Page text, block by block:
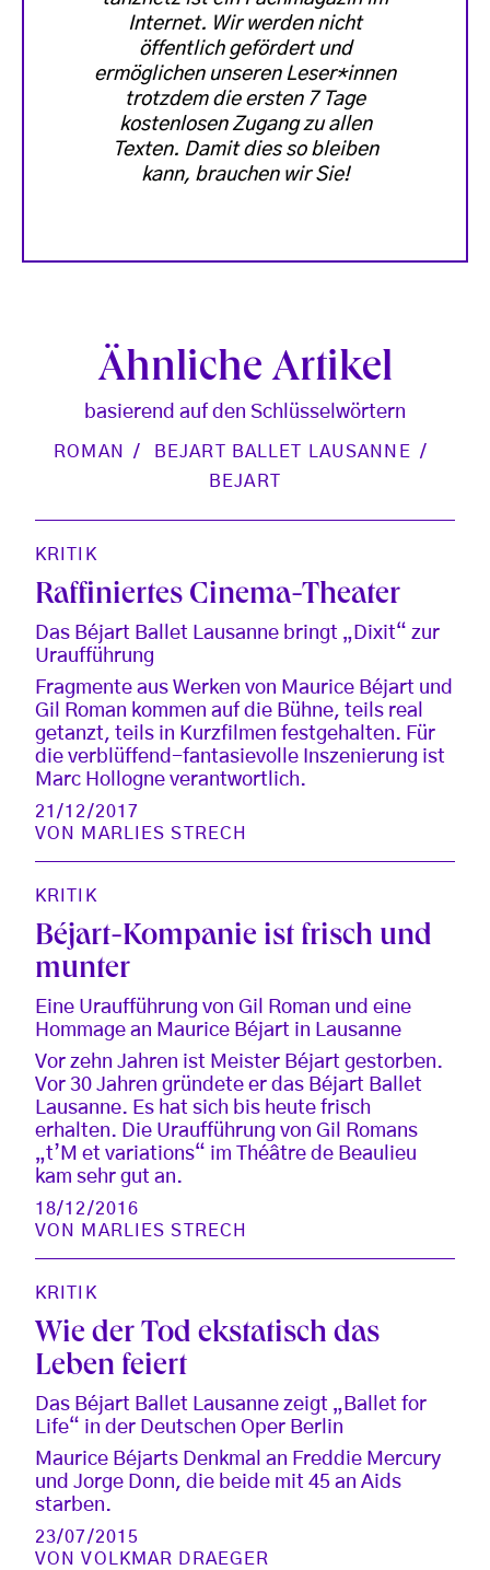
Internet. Wir werden nicht
öffentlich gefördert und
ermöglichen unseren Leser*innen
trotzdem die ersten 7 Tage
kostenlosen Zugang zu allen
Texten. Damit dies so bleiben
kann, brauchen wir Sie!
Ähnliche Artikel
basierend auf den Schlüsselwörtern
ROMAN
BEJART BALLET LAUSANNE
BEJART
KRITIK
Raffiniertes Cinema-Theater
Das Béjart Ballet Lausanne bringt „Dixit“ zur
Uraufführung
Fragmente aus Werken von Maurice Béjart und
Gil Roman kommen auf die Bühne, teils real
getanzt, teils in Kurzfilmen festgehalten. Für
die verblüffend-fantasievolle Inszenierung ist
Marc Hollogne verantwortlich.
21/12/2017
VON MARLIES STRECH
KRITIK
Béjart-Kompanie ist frisch und
munter
Eine Uraufführung von Gil Roman und eine
Hommage an Maurice Béjart in Lausanne
Vor zehn Jahren ist Meister Béjart gestorben.
Vor 30 Jahren gründete er das Béjart Ballet
Lausanne. Es hat sich bis heute frisch
erhalten. Die Uraufführung von Gil Romans
„t’M et variations“ im Théâtre de Beaulieu
kam sehr gut an.
18/12/2016
VON MARLIES STRECH
KRITIK
Wie der Tod ekstatisch das
Leben feiert
Das Béjart Ballet Lausanne zeigt „Ballet for
Life“ in der Deutschen Oper Berlin
Maurice Béjarts Denkmal an Freddie Mercury
und Jorge Donn, die beide mit 45 an Aids
starben.
23/07/2015
VONVOLKMAR DRAEGER